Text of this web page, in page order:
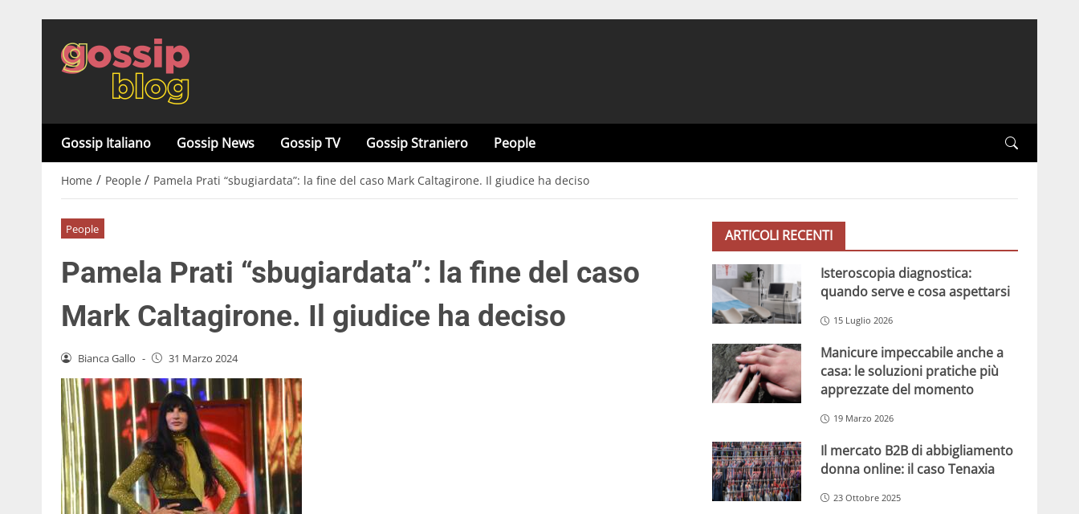
Gossip Italiano Gossip News Gossip TV Gossip Straniero People
Home / People / Pamela Prati “sbugiardata”: la fine del caso Mark Caltagirone. Il giudice ha deciso
People
Pamela Prati “sbugiardata”: la fine del caso
Mark Caltagirone. Il giudice ha deciso
Bianca Gallo - 31 Marzo 2024
ARTICOLI RECENTI
Isteroscopia diagnostica:
quando serve e cosa aspettarsi
15 Luglio 2026
Manicure impeccabile anche a
casa: le soluzioni pratiche più
apprezzate del momento
19 Marzo 2026
Il mercato B2B di abbigliamento
donna online: il caso Tenaxia
23 Ottobre 2025